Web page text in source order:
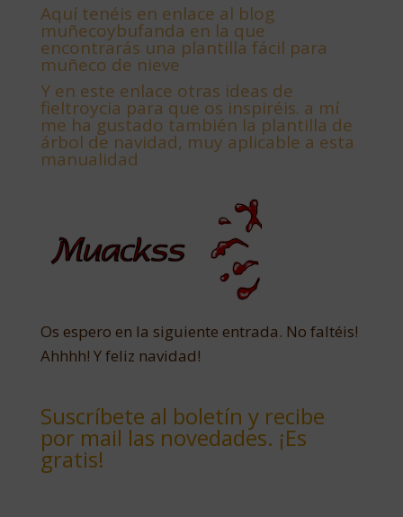
Aquí tenéis en enlace al blog
muñecoybufanda en la que
encontrarás una plantilla fácil para
muñeco de nieve
Y en este enlace otras ideas de
fieltroycia para que os inspiréis. a mí
me ha gustado también la plantilla de
árbol de navidad, muy aplicable a esta
manualidad
Os espero en la siguiente entrada. No faltéis!
Ahhhh! Y feliz navidad!
Suscríbete al boletín y recibe
por mail las novedades. ¡Es
gratis!